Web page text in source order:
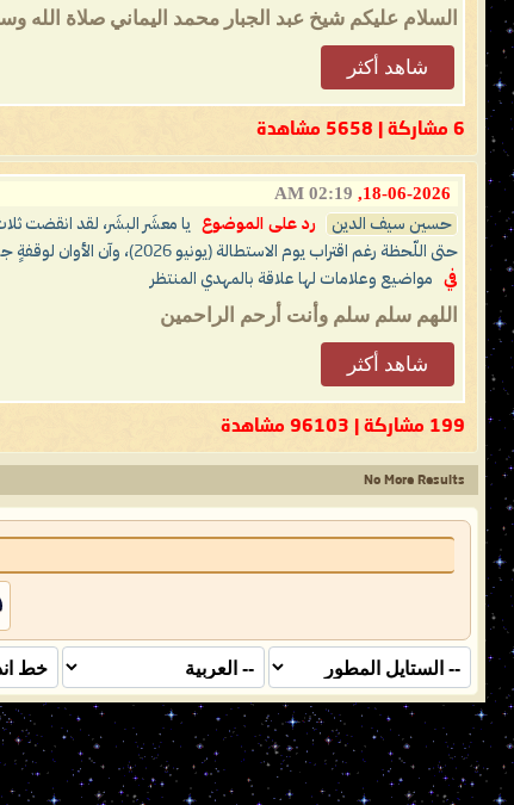
السلام عليكم شيخ عبد الجبار محمد اليماني صلاة
شاهد أكثر
6 مشاركة | 5658 مشاهدة
18-06-2026,
02:19 AM
حسين سيف الدين رد على الموضوع
حتى اللّحظة رغم اقتراب يوم الاستطالة (يونيو 2026)، وآن الأوان لوقفةٍ جادةٍ مع عقولكم مثانيَ أو فرادى ثم تتفكَّروا أصدقَ الإمامُ المهديّ ناصر محمد اليماني أم كان من الكاذِبين؟! وكلّ عامٍ وأنتم طَيِّبون وعلى الحَقِّ ثابِتون إلى يَوم الدِّين ..
في
مواضيع وعلامات لها علاقة بالمهدي المنتظر
اللهم سلم سلم وأنت أرحم الراحمين
شاهد أكثر
199 مشاركة | 96103 مشاهدة
No More Results